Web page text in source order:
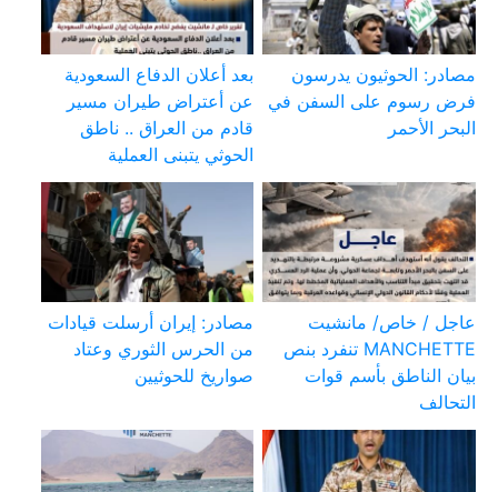
مصادر: الحوثيون يدرسون
فرض رسوم على السفن في
البحر الأحمر
بعد أعلان الدفاع السعودية
عن أعتراض طيران مسير
قادم من العراق .. ناطق
الحوثي يتبنى العملية
عاجل / خاص/ مانشيت
MANCHETTE تنفرد بنص
بيان الناطق بأسم قوات
التحالف
مصادر: إيران أرسلت قيادات
من الحرس الثوري وعتاد
صواريخ للحوثيين